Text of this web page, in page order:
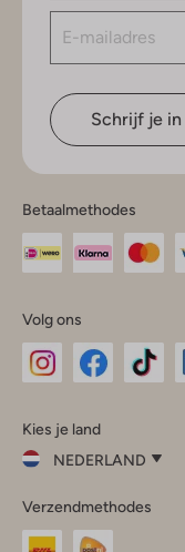
Schrijf je in
Betaalmethodes
Volg ons
InstagramFacebook
Kies je land
NEDERLAND
je
land
Verzendmethodes